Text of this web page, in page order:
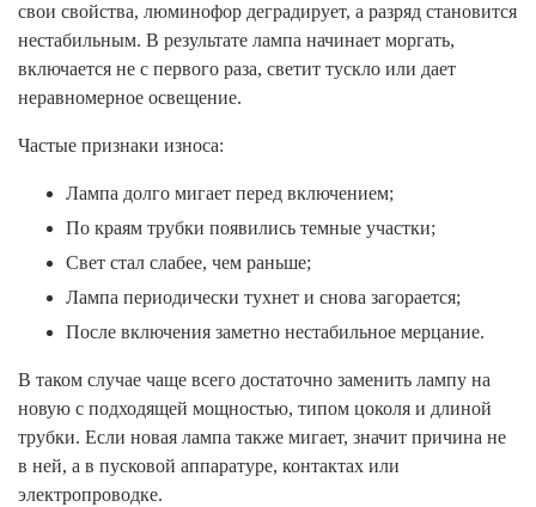
свои свойства, люминофор деградирует, а разряд становится
нестабильным. В результате лампа начинает моргать,
включается не с первого раза, светит тускло или дает
неравномерное освещение.
Частые признаки износа:
Лампа долго мигает перед включением;
По краям трубки появились темные участки;
Свет стал слабее, чем раньше;
Лампа периодически тухнет и снова загорается;
После включения заметно нестабильное мерцание.
В таком случае чаще всего достаточно заменить лампу на
новую с подходящей мощностью, типом цоколя и длиной
трубки. Если новая лампа также мигает, значит причина не
в ней, а в пусковой аппаратуре, контактах или
электропроводке.